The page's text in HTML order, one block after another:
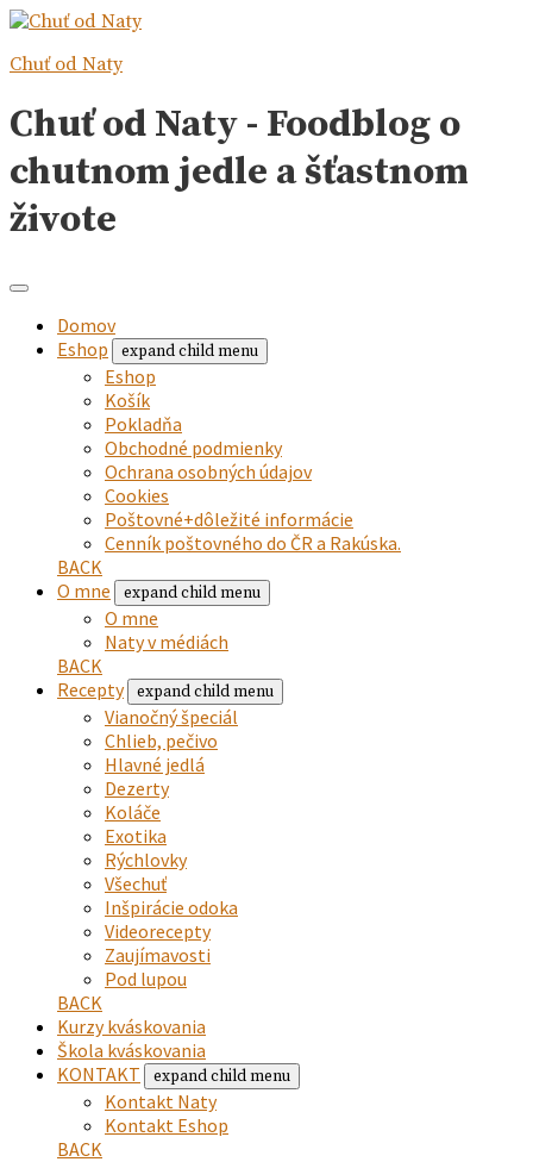
Chuť od Naty
Chuť od Naty - Foodblog o
chutnom jedle a šťastnom
živote
Domov
Eshop
expand child menu
Eshop
Košík
Pokladňa
Obchodné podmienky
Ochrana osobných údajov
Cookies
Poštovné+dôležité informácie
Cenník poštovného do ČR a Rakúska.
BACK
O mne
expand child menu
O mne
Naty v médiách
BACK
Recepty
expand child menu
Vianočný špeciál
Chlieb, pečivo
Hlavné jedlá
Dezerty
Koláče
Exotika
Rýchlovky
Všechuť
Inšpirácie odoka
Videorecepty
Zaujímavosti
Pod lupou
BACK
Kurzy kváskovania
Škola kváskovania
KONTAKT
expand child menu
Kontakt Naty
Kontakt Eshop
BACK